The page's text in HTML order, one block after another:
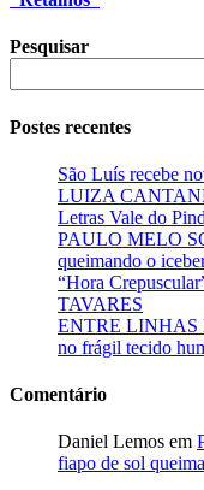
Pesquisar
Postes recentes
São Luís recebe
LUIZA
Letras Vale do
PAULO MELO
queimando o
“Hora
TAVARES
ENTRE LINHAS
no frágil tecido
Comentário
Daniel Lemos em
fiapo de sol